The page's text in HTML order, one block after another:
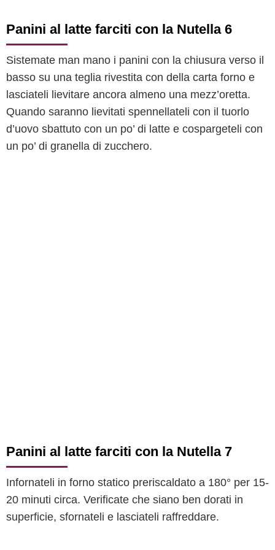
Panini al latte farciti con la Nutella 6
Sistemate man mano i panini con la chiusura verso il
basso su una teglia rivestita con della carta forno e
lasciateli lievitare ancora almeno una mezz’oretta.
Quando saranno lievitati spennellateli con il tuorlo
d’uovo sbattuto con un po’ di latte e cospargeteli con
un po’ di granella di zucchero.
Panini al latte farciti con la Nutella 7
Infornateli in forno statico preriscaldato a 180° per 15-
20 minuti circa. Verificate che siano ben dorati in
superficie, sfornateli e lasciateli raffreddare.